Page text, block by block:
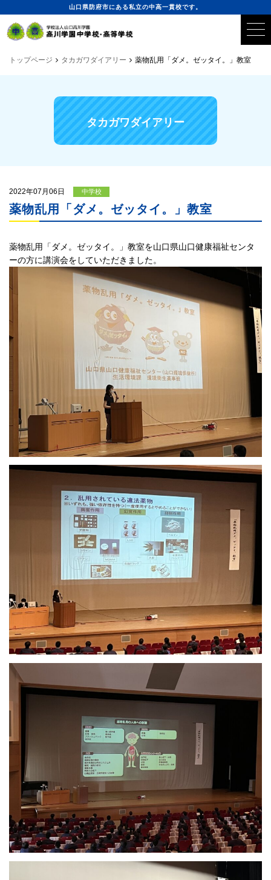
山口県防府市にある私立の中高一貫校です。
トップページ タカガワダイアリー 薬物乱用「ダメ。ゼッタイ。」教室
タカガワダイアリー
2022年07月06日 中学校
薬物乱用「ダメ。ゼッタイ。」教室
薬物乱用「ダメ。ゼッタイ。」教室を山口県山口健康福祉センタ
ーの方に講演会をしていただきました。